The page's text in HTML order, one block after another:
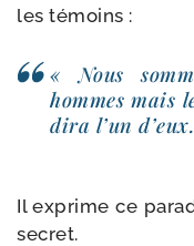
les témoins :
« Nous
hommes mais
dira l’un d’eux.
Il exprime ce
secret.